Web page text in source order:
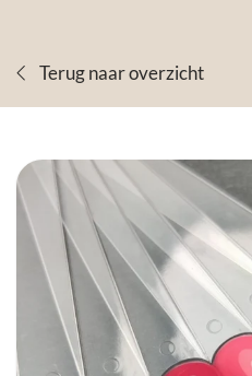
Terug naar overzicht